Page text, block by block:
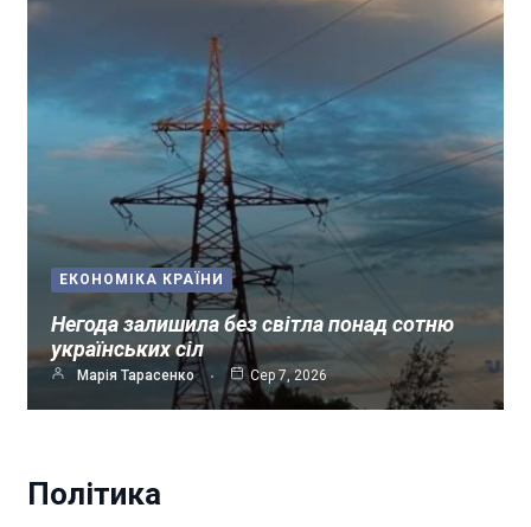
ЕКОНОМІКА КРАЇНИ
Негода залишила без світла понад сотню
українських сіл
Марія Тарасенко Сер 7, 2026
Політика